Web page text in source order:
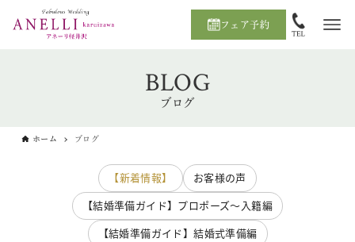
フェア予約
BLOG
ブログ
ホーム ブログ
【新着情報】
お客様の声
【結婚準備ガイド】プロポーズ〜入籍編
【結婚準備ガイド】結婚式準備編